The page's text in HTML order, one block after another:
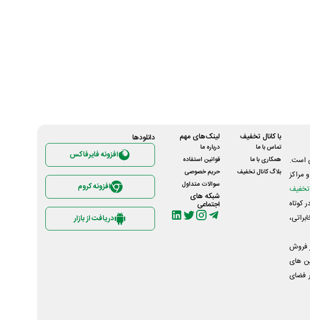
است.
مراکز
کوتاه
فروش
های
فضای
با کانال تخفیف
تماس با ما
همکاری با ما
بلاگ کانال تخفیف
لینک‌های مهم
درباره ما
قوانین استفاده
حریم خصوصی
سوالات متداول
شبکه های
اجتماعی
دانلود‌ها
افزونه فایرفاکس
افزونه کروم
دریافت از بازار